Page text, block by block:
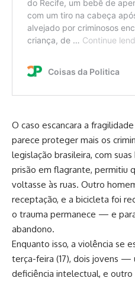
O caso escancara a
parece proteger mais os
legislação brasileira, com
prisão em flagrante, permitiu
voltasse às ruas. Outro
receptação, e a bicicleta foi
o trauma permanece — e
abandono.
Enquanto isso, a violência se
terça-feira (17), dois jovens —
deficiência intelectual, e